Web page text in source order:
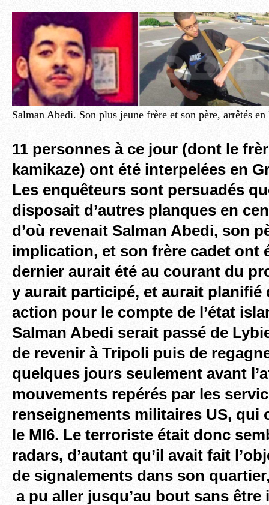
Salman Abedi. Son plus jeune frère et son père, arrêtés
11 personnes à ce jour (dont le
kamikaze) ont été interpelées en
Les enquêteurs sont persuadés
disposait d’autres planques en
d’où revenait Salman Abedi, son
implication, et son frère cadet ont
dernier aurait été au courant du
y aurait participé, et aurait planifié
action pour le compte de l’état
Salman Abedi serait passé de
de revenir à Tripoli puis de
quelques jours seulement avant
mouvements repérés par les
renseignements militaires US, qui
le MI6. Le terroriste était donc
radars, d’autant qu’il avait fait
de signalements dans son
a pu aller jusqu’au bout sans être